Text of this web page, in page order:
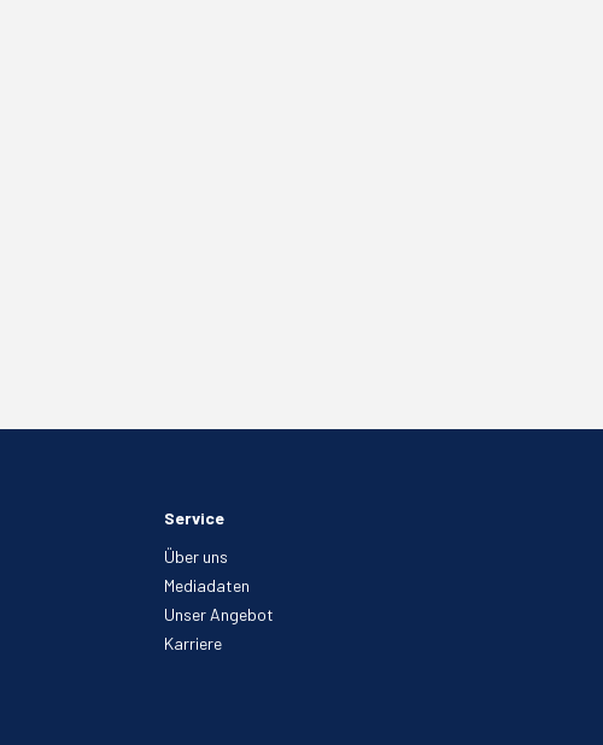
Service
Über uns
Mediadaten
Unser Angebot
Karriere